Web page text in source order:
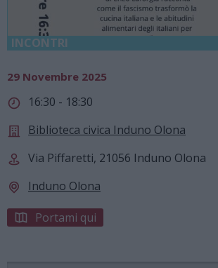
INCONTRI
29 Novembre 2025
16:30 - 18:30
Biblioteca civica Induno Olona
Via Piffaretti, 21056 Induno Olona
Induno Olona
Portami qui